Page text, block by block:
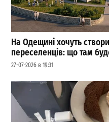
На Одещині хочуть
переселенців: що там
27-07-2026 в 19:31